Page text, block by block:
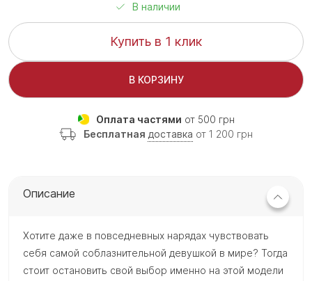
В наличии
Купить в 1 клик
В КОРЗИНУ
Оплата частями от 500 грн
Бесплатная доставка от 1 200 грн
Описание
Хотите даже в повседневных нарядах чувствовать
себя самой соблазнительной девушкой в мире? Тогда
стоит остановить свой выбор именно на этой модели